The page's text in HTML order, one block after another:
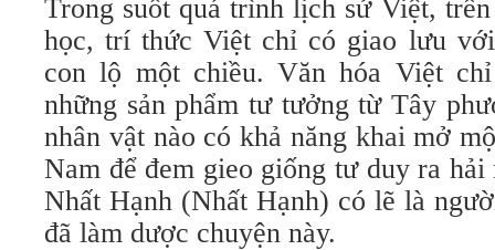
Trong suốt quá trình lịch sử Việt,
học, trí thức Việt chỉ có giao lưu
con lộ một chiều. Văn hóa Việt
những sản phẩm tư tưởng từ Tây
nhân vật nào có khả năng khai mở
Nam để đem gieo giống tư duy ra
Nhất Hạnh (Nhất Hạnh) có lẽ là
đã làm dược chuyện này.